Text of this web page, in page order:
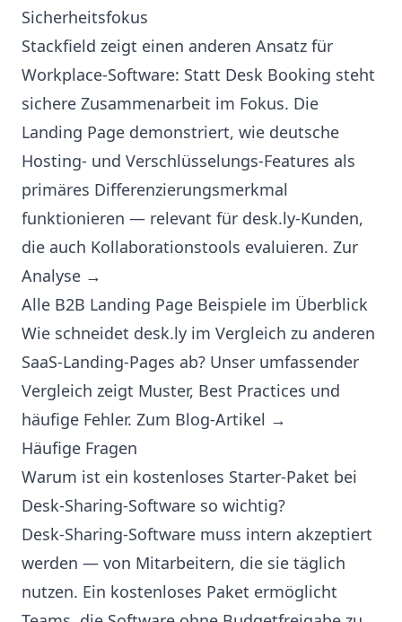
Sicherheitsfokus
Stackfield zeigt einen anderen Ansatz für
Workplace-Software: Statt Desk Booking steht
sichere Zusammenarbeit im Fokus. Die
Landing Page demonstriert, wie deutsche
Hosting- und Verschlüsselungs-Features als
primäres Differenzierungsmerkmal
funktionieren — relevant für desk.ly-Kunden,
die auch Kollaborationstools evaluieren. Zur
Analyse →
Alle B2B Landing Page Beispiele im Überblick
Wie schneidet desk.ly im Vergleich zu anderen
SaaS-Landing-Pages ab? Unser umfassender
Vergleich zeigt Muster, Best Practices und
häufige Fehler. Zum Blog-Artikel →
Häufige Fragen
Warum ist ein kostenloses Starter-Paket bei
Desk-Sharing-Software so wichtig?
Desk-Sharing-Software muss intern akzeptiert
werden — von Mitarbeitern, die sie täglich
nutzen. Ein kostenloses Paket ermöglicht